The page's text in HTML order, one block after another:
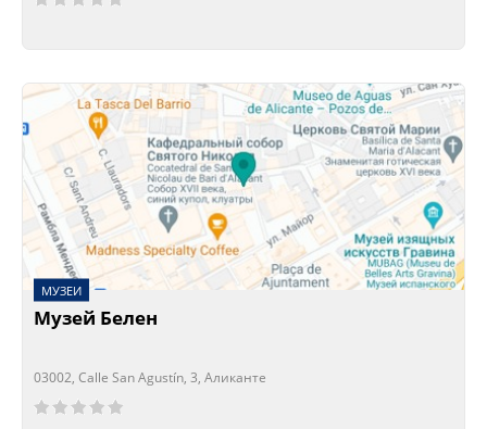
МУЗЕИ
Музей Белен
03002, Calle San Agustín, 3, Аликанте
Сейчас открыто!
Сейчас закрыто!